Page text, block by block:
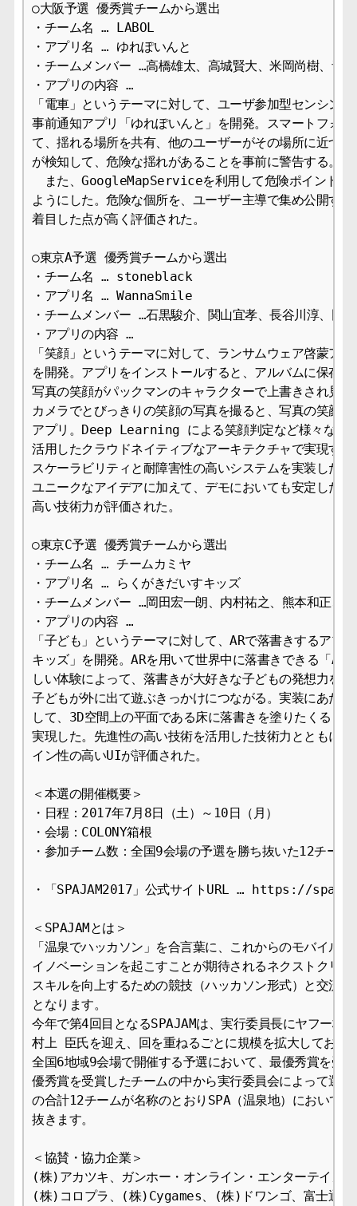
○大阪予選 優秀賞チームから選出
・チーム名 … LABOL
・アプリ名 … ゆれぽいんと
・チームメンバー …高橋雄太、高城賢大、米岡尚樹、音
・アプリの内容 …
「電車」というテーマに対して、ユーザ参加型センシン
事前通知アプリ「ゆれぽいんと」を開発。スマートフォ
て、揺れる場所を共有、他のユーザーがその場所に近づ
が検知して、危険な揺れがあることを事前に警告する。
また、GoogleMapServiceを利用して危険ポイントを
ようにした。危険な個所を、ユーザー主導で集め公開す
着目した点が高く評価された。
○東京A予選 優秀賞チームから選出
・チーム名 … stoneblack
・アプリ名 … WannaSmile
・チームメンバー …石黒駿介、関山宜孝、長谷川淳、田
・アプリの内容 …
「笑顔」というテーマに対して、ランサムウェア啓蒙ア
を開発。アプリをインストールすると、アルバムに保存
写真の笑顔がパックマンのキャラクターで上書きされ見
カメラでとびっきりの笑顔の写真を撮ると、写真の笑顔
アプリ。Deep Learning による笑顔判定など様々な処
活用したクラウドネイティブなアーキテクチャで実現す
スケーラビリティと耐障害性の高いシステムを実装した。
ユニークなアイデアに加えて、デモにおいても安定した
高い技術力が評価された。
○東京C予選 優秀賞チームから選出
・チーム名 … チームカミヤ
・アプリ名 … らくがきだいすキッズ
・チームメンバー …岡田宏一朗、内村祐之、熊本和正、
・アプリの内容 …
「子ども」というテーマに対して、ARで落書きするアプ
キッズ」を開発。ARを用いて世界中に落書きできる「
しい体験によって、落書きが大好きな子どもの発想力を
子どもが外に出て遊ぶきっかけにつながる。実装にあた
して、3D空間上の平面である床に落書きを塗りたくると
実現した。先進性の高い技術を活用した技術力とともに、
イン性の高いUIが評価された。
＜本選の開催概要＞
・日程：2017年7月8日（土）～10日（月）
・会場：COLONY箱根
・参加チーム数：全国9会場の予選を勝ち抜いた12チーム
・「SPAJAM2017」公式サイトURL … https://
＜SPAJAMとは＞
「温泉でハッカソン」を合言葉に、これからのモバイル
イノベーションを起こすことが期待されるネクストクリ
スキルを向上するための競技（ハッカソン形式）と交流
となります。
今年で第4回目となるSPAJAMは、実行委員長にヤフー株
村上 臣氏を迎え、回を重ねるごとに規模を拡大しており
全国6地域9会場で開催する予選において、最優秀賞を受
優秀賞を受賞したチームの中から実行委員会によって選
の合計12チームが名称のとおりSPA（温泉地）において2
抜きます。
＜協賛・協力企業＞
(株)アカツキ、ガンホー・オンライン・エンターテイメ
(株)コロプラ、(株)Cygames、(株)ドワンゴ、富士通